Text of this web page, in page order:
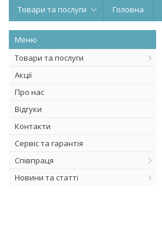
Товари та послуги Головна
Товари та послуги
Акції
Про нас
Відгуки
Контакти
Сервіс та гарантія
Співпраця
Новини та статті